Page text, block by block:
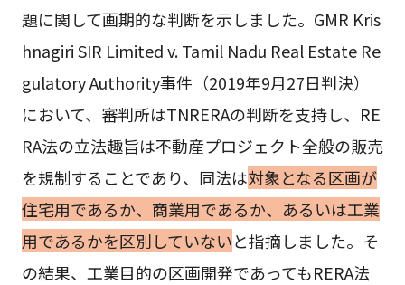
題に関して画期的な判断を示しました。GMR Kris
hnagiri SIR Limited v. Tamil Nadu Real Estate Re
gulatory Authority事件（2019年9月27日判決）
において、審判所はTNRERAの判断を支持し、RE
RA法の立法趣旨は不動産プロジェクト全般の販売
を規制することであり、同法は対象となる区画が
住宅用であるか、商業用であるか、あるいは工業
用であるかを区別していないと指摘しました。そ
の結果、工業目的の区画開発であってもRERA法